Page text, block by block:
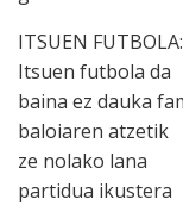
ITSUEN FUTBOLA:
Itsuen futbola da
baina ez dauka
baloiaren atzetik
ze nolako lana
partidua ikustera